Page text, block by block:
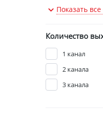
110 В
300 В
Показать все
Количество
1 канал
2 канала
3 канала